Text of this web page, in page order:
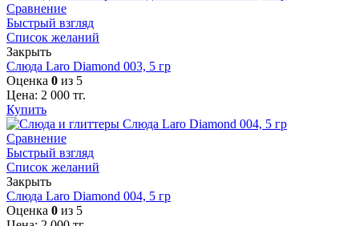
Сравнение
Быстрый взгляд
Список желаний
Закрыть
Слюда Laro Diamond 003, 5 гр
Оценка 0 из 5
Цена: 2 000 тг.
Купить
Сравнение
Быстрый взгляд
Список желаний
Закрыть
Слюда Laro Diamond 004, 5 гр
Оценка 0 из 5